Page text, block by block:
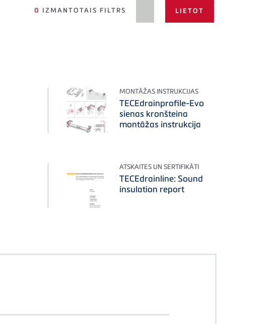
0 IZMANTOTAIS FILTRS
MONTĀŽAS INSTRUKCIJAS
TECEdrainprofile-Evo
sienas kronšteina
montāžas instrukcija
ATSKAITES UN SERTIFIKĀTI
TECEdrainline: Sound
insulation report